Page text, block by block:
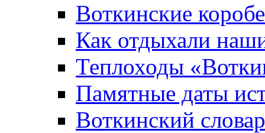
Воткинские
Как отдыхали
Теплоходы
Памятные даты
Воткинский